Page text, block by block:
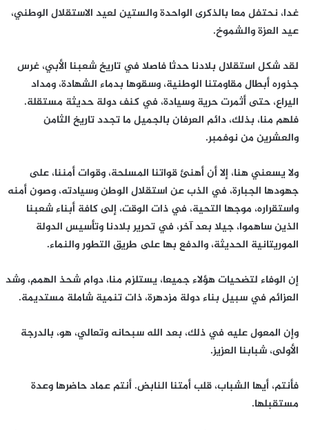
غدا، نحتفل معا بالذكرى الواحدة والستين لعيد الاستقلال الوطني،
عيد العزة والشموخ.
لقد شكل استقلال بلادنا حدثا فاصلا في تاريخ شعبنا الأبي، غرس
جذوره أبطال مقاومتنا الوطنية، وسقوها بدماء الشهادة، ومداد
اليراع، حتى أثمرت حرية وسيادة، في كنف دولة حديثة مستقلة.
فلهم منا، بذلك، دائم العرفان بالجميل ما تجدد تاريخ الثامن
والعشرين من نوفمبر.
ولا يسعني هنا، إلا أن أهنئ قواتنا المسلحة، وقوات أمننا، على
جهودها الجبارة، في الذب عن استقلال الوطن وسيادته، وصون أمنه
واستقراره، موجها التحية، في ذات الوقت، إلى كافة أبناء شعبنا
الذين ساهموا، جيلا بعد آخر، في تحرير بلادنا وتأسيس الدولة
الموريتانية الحديثة، والدفع بها على طريق التطور والنماء.
إن الوفاء لتضحيات هؤلاء جميعا، يستلزم منا، دوام شحذ الهمم، وشد
العزائم في سبيل بناء دولة مزدهرة، ذات تنمية شاملة مستديمة.
وإن المعول عليه في ذلك، بعد الله سبحانه وتعالي، هو، بالدرجة
الأولى، شبابنا العزيز.
فأنتم، أيها الشباب، قلب أمتنا النابض. أنتم عماد حاضرها وعدة
مستقبلها.